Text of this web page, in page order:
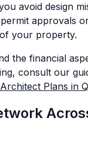
avoid design
approvals
your property.
the financial
consult our
Plans in